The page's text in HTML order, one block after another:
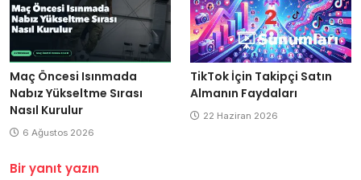
Maç Öncesi Isınmada
Nabız Yükseltme Sırası
Nasıl Kurulur
6 Ağustos 2026
TikTok İçin Takipçi Satın
Almanın Faydaları
22 Haziran 2026
Bir yanıt yazın